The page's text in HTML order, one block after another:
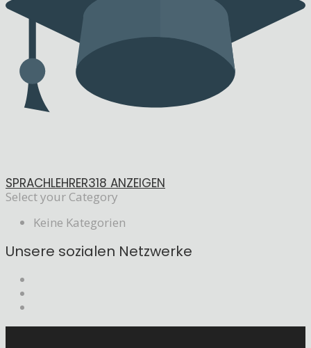
SPRACHLEHRER318 ANZEIGEN
Select your Category
Keine Kategorien
Unsere sozialen Netzwerke